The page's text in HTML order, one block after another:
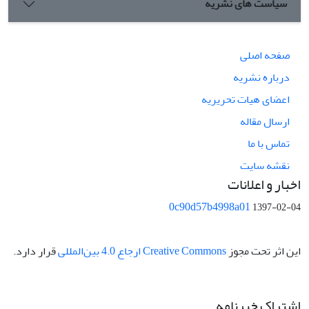
صفحه اصلی
درباره نشریه
اعضای هیات تحریریه
ارسال مقاله
تماس با ما
نقشه سایت
اخبار و اعلانات
0c90d57b4998a011397-02-04
این اثر تحت مجوز Creative Commons ارجاع 4.0 بین‌المللی قرار دارد.